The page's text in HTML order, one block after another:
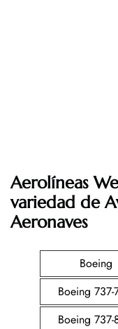
Aerolíneas
variedad de
Aeronaves
Boeing
Boeing
Boeing